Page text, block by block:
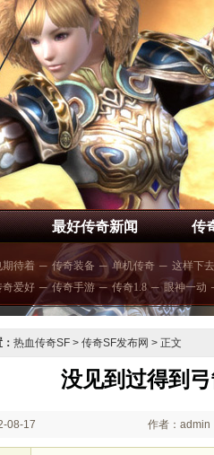
最好传奇新闻 传
期待着 ─ 传奇装备 ─ 单机传奇 ─ 这样下去
奇爱好 ─ 传奇手游 ─ 传奇1.8 ─ 眼神一动
热血传奇SF > 传奇SF发布网 > 正文
没见到过得到
08-17 作者：admin